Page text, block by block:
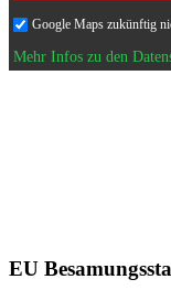
Google Maps zukünftig
Mehr Infos zu den
EU